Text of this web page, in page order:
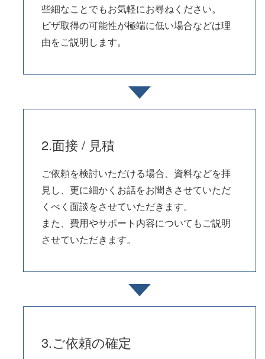
些細なことでもお気軽にお尋ねください。
ビザ取得の可能性が極端に低い場合などは理
由をご説明します。
2.面接 / 見積
ご依頼を検討いただける場合、資料などを拝
見し、更に細かくお話をお聞きさせていただ
くべく面談をさせていただきます。
また、費用やサポート内容についてもご説明
させていただきます。
3.ご依頼の確定